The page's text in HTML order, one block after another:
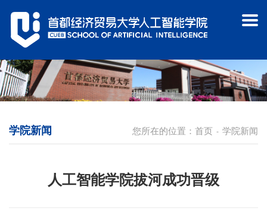
您所在的位置： 首页 - 学院新闻
学院新闻
人工智能学院拔河成功晋级